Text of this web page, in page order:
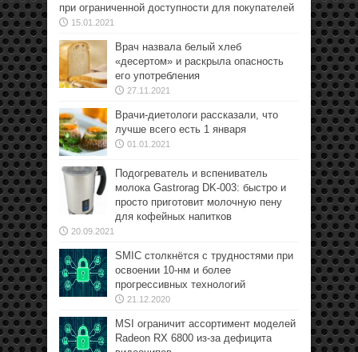
при ограниченной доступности для покупателей
15.01.2021
Врач назвала белый хлеб
«десертом» и раскрыла опасность
его употребления
27.11.2021
Врачи-диетологи рассказали, что
лучше всего есть 1 января
01.01.2021
Подогреватель и вспениватель
молока Gastrorag DK-003: быстро и
просто приготовит молочную пену
для кофейных напитков
20.09.2021
SMIC столкнётся с трудностями при
освоении 10-нм и более
прогрессивных технологий
21.12.2020
MSI ограничит ассортимент моделей
Radeon RX 6800 из-за дефицита